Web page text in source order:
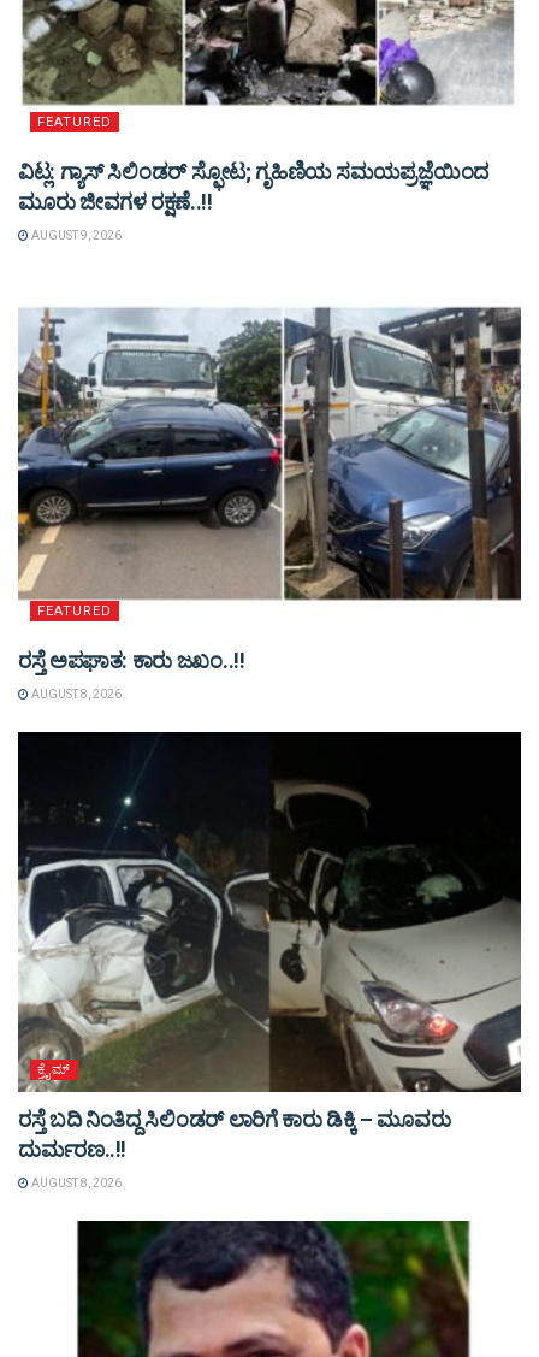
FEATURED
ವಿಟ್ಲ: ಗ್ಯಾಸ್ ಸಿಲಿಂಡರ್ ಸ್ಫೋಟ; ಗೃಹಿಣಿಯ ಸಮಯಪ್ರಜ್ಞೆಯಿಂದ
ಮೂರು ಜೀವಗಳ ರಕ್ಷಣೆ..!!
AUGUST 9, 2026
FEATURED
ರಸ್ತೆ ಅಪಘಾತ: ಕಾರು ಜಖಂ..!!
AUGUST 8, 2026
ಕ್ರೈಮ್
ರಸ್ತೆ ಬದಿ ನಿಂತಿದ್ದ ಸಿಲಿಂಡರ್ ಲಾರಿಗೆ ಕಾರು ಡಿಕ್ಕಿ – ಮೂವರು
ದುರ್ಮರಣ..!!
AUGUST 8, 2026